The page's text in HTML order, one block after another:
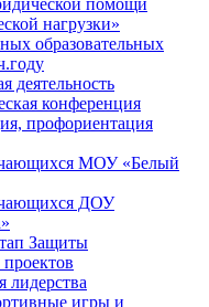
помощи
нагрузки»
образовательных
деятельность
конференция
профориентация
МОУ «Белый
ДОУ
Защиты
проектов
лидерства
игры и